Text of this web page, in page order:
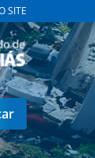
SITE